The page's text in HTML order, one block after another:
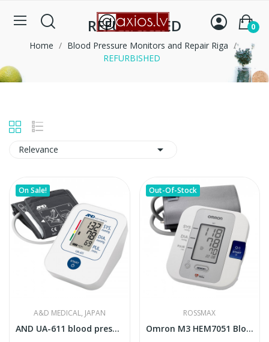
0
REFURBISHED
Home
Blood Pressure Monitors and Repair Riga
REFURBISHED
Relevance 
On Sale!
A&D MEDICAL, JAPAN
AND UA-611 blood pressure monitor
Out-Of-Stock
ROSSMAX
Omron M3 HEM7051 Blood Pressure Monitor...